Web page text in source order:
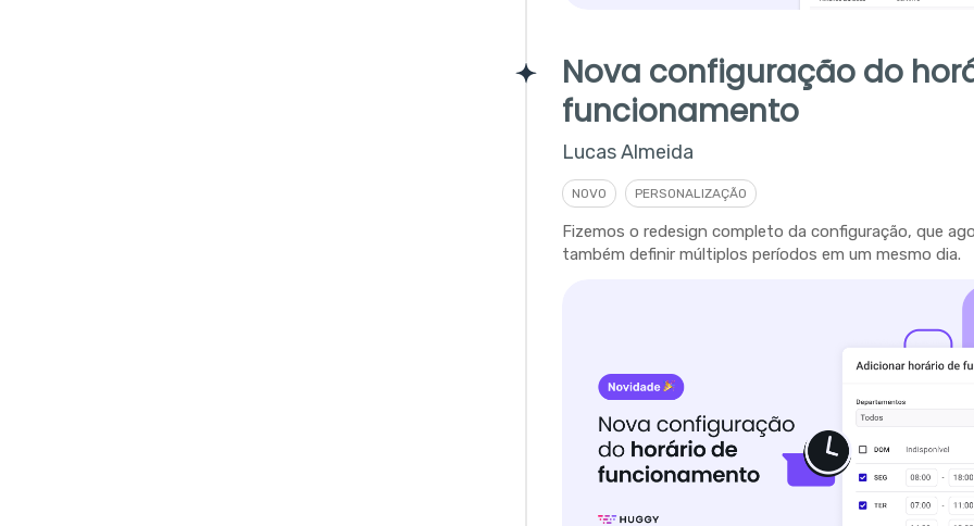
Nova configuração do
funcionamento
Lucas Almeida
NOVO PERSONALIZAÇÃO
Fizemos o redesign completo da configuração, que
também definir múltiplos períodos em um mesmo dia.